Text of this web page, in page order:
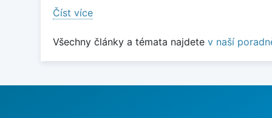
Číst více
Všechny články a témata najdete v naší